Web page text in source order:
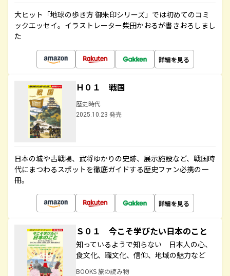
大ヒット「地球の歩き方 御朱印シリーズ」では初めてのコミ
ックエッセイ。イラストレーター柴田かおるが書きおろしまし
た
詳細を見る
Ｈ０１ 戦国
歴史時代
2025.10.23 発売
日本の城や古戦場、武将ゆかりの史跡、展示施設など、戦国時
代にまつわるスポットを徹底ガイドする歴史ファン必携の一
冊。
詳細を見る
Ｓ０１ 今こそ学びたい日本のこと
知っているようで知らない 日本人の心、
食文化、職文化、信仰、地域の魅力など
BOOKS 旅の読み物